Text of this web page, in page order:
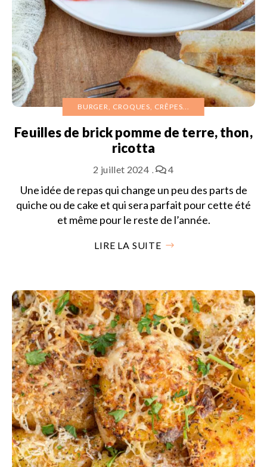
BURGER, CROQUES, CRÊPES...
Feuilles de brick pomme de terre, thon,
ricotta
2 juillet 2024 4
Une idée de repas qui change un peu des parts de
quiche ou de cake et qui sera parfait pour cette été
et même pour le reste de l’année.
LIRE LA SUITE